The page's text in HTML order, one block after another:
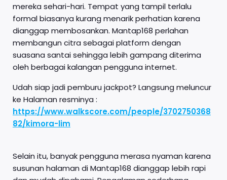
mereka sehari-hari. Tempat yang tampil terlalu
formal biasanya kurang menarik perhatian karena
dianggap membosankan. Mantap168 perlahan
membangun citra sebagai platform dengan
suasana santai sehingga lebih gampang diterima
oleh berbagai kalangan pengguna internet.
Udah siap jadi pemburu jackpot? Langsung meluncur
ke Halaman resminya :
https://www.walkscore.com/people/3702750368
82/kimora-lim
Selain itu, banyak pengguna merasa nyaman karena
susunan halaman di Mantap168 dianggap lebih rapi